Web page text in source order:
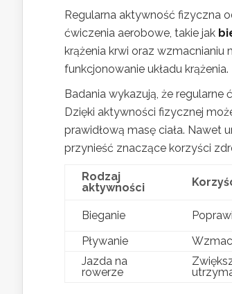
Regularna aktywność fizyczna
ćwiczenia aerobowe, takie jak
krążenia krwi oraz wzmacnianiu
funkcjonowanie układu krążenia.
Badania wykazują, że
Dzięki aktywności fizycznej
prawidłową masę ciała. Nawet
przynieść znaczące korzyści
Rodzaj
aktywności
Bieganie
Pływanie
Jazda na
rowerze